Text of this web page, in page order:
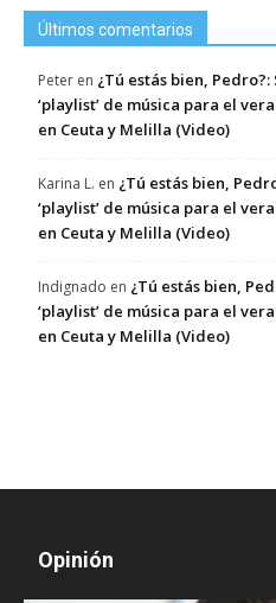
Últimos comentarios
Peter en ¿Tú estás bien,
‘playlist’ de música para el
en Ceuta y Melilla (Video)
Karina L. en ¿Tú estás bien,
‘playlist’ de música para el
en Ceuta y Melilla (Video)
Indignado en ¿Tú estás bien,
‘playlist’ de música para el
en Ceuta y Melilla (Video)
Opinión